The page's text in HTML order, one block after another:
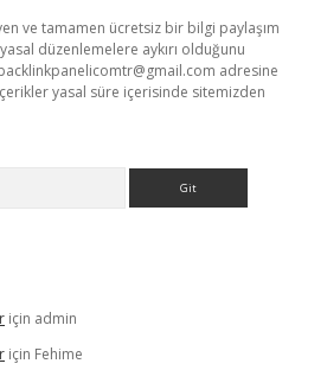
ve tamamen ücretsiz bir bilgi paylaşım
düzenlemelere aykırı olduğunu
adresine
yasal süre içerisinde sitemizden
için admin
için Fehime